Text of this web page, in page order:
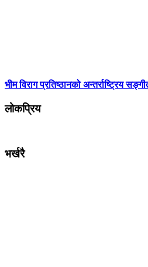
भीम विराग प्रतिष्ठानको अन्तर्राष्ट्रिय
लोकप्रिय
भर्खरै